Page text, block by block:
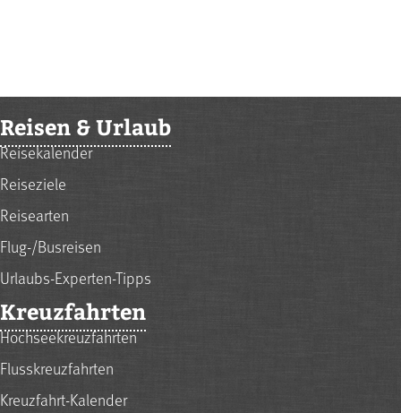
Reisen & Urlaub
Reisekalender
Reiseziele
Reisearten
Flug-/Busreisen
Urlaubs-Experten-Tipps
Kreuzfahrten
Hochseekreuzfahrten
Flusskreuzfahrten
Kreuzfahrt-Kalender